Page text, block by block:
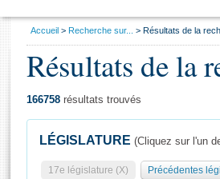
Général
Vous
Accueil Recherche sur... Résultats de la
Résultats de la
166758 résultats trouvés
LÉGISLATURE (Cliquez sur l'un
17e législature (X) Précédentes